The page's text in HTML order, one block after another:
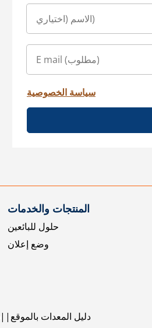
سياسة الخصوصية
المنتجات والخدمات
حلول للبائعين
وضع إعلان
دليل المعدات بالموقع